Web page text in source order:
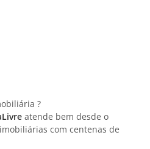
?
atende bem desde o
com centenas de